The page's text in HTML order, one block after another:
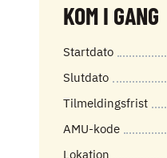
KOM I GANG
Startdato
Slutdato
Tilmeldingsfrist
AMU-kode
Lokation